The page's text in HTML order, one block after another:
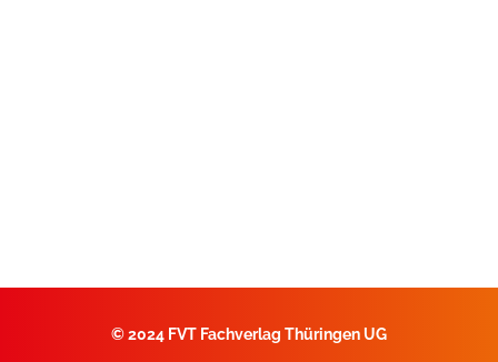
©2024 FVT Fachverlag Thüringen UG